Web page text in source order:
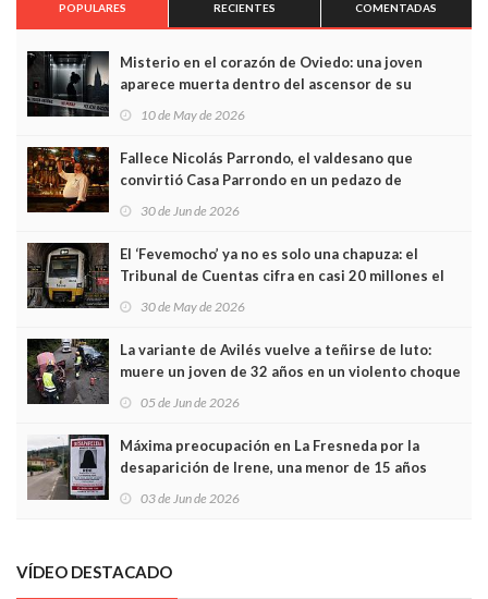
POPULARES RECIENTES COMENTADAS
Misterio en el corazón de Oviedo: una joven
aparece muerta dentro del ascensor de su
edificio y las cámaras captan sus últimos minutos
10 de May de 2026
Fallece Nicolás Parrondo, el valdesano que
convirtió Casa Parrondo en un pedazo de
Asturias en Madrid
30 de Jun de 2026
El ‘Fevemocho’ ya no es solo una chapuza: el
Tribunal de Cuentas cifra en casi 20 millones el
sobrecoste de los trenes que no cabían por los
30 de May de 2026
La variante de Avilés vuelve a teñirse de luto:
muere un joven de 32 años en un violento choque
frontal
05 de Jun de 2026
Máxima preocupación en La Fresneda por la
desaparición de Irene, una menor de 15 años
03 de Jun de 2026
VÍDEO DESTACADO